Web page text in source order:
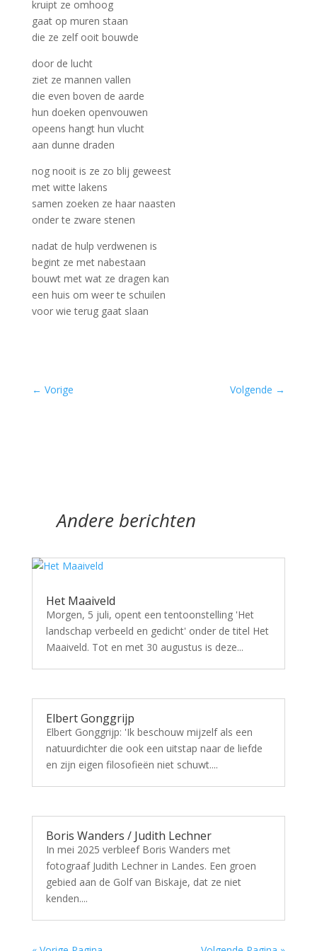
kruipt ze omhoog
gaat op muren staan
die ze zelf ooit bouwde
door de lucht
ziet ze mannen vallen
die even boven de aarde
hun doeken openvouwen
opeens hangt hun vlucht
aan dunne draden
nog nooit is ze zo blij geweest
met witte lakens
samen zoeken ze haar naasten
onder te zware stenen
nadat de hulp verdwenen is
begint ze met nabestaan
bouwt met wat ze dragen kan
een huis om weer te schuilen
voor wie terug gaat slaan
← Vorige Volgende →
Andere berichten
Het Maaiveld
Morgen, 5 juli, opent een tentoonstelling 'Het
landschap verbeeld en gedicht' onder de titel Het
Maaiveld. Tot en met 30 augustus is deze...
Elbert Gonggrijp
Elbert Gonggrijp: 'Ik beschouw mijzelf als een
natuurdichter die ook een uitstap naar de liefde
en zijn eigen filosofieën niet schuwt....
Boris Wanders / Judith Lechner
In mei 2025 verbleef Boris Wanders met
fotograaf Judith Lechner in Landes. Een groen
gebied aan de Golf van Biskaje, dat ze niet
kenden....